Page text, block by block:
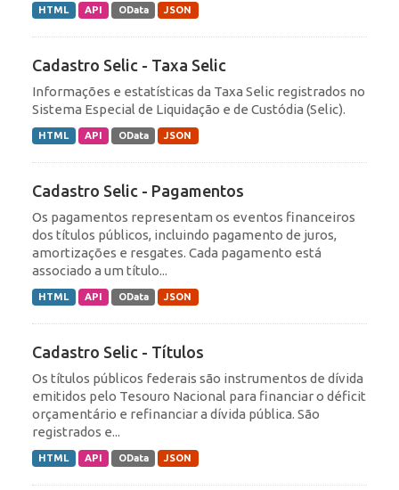
HTML API OData JSON
Cadastro Selic - Taxa Selic
Informações e estatísticas da Taxa Selic registrados no
Sistema Especial de Liquidação e de Custódia (Selic).
HTML API OData JSON
Cadastro Selic - Pagamentos
Os pagamentos representam os eventos financeiros
dos títulos públicos, incluindo pagamento de juros,
amortizações e resgates. Cada pagamento está
associado a um título...
HTML API OData JSON
Cadastro Selic - Títulos
Os títulos públicos federais são instrumentos de dívida
emitidos pelo Tesouro Nacional para financiar o déficit
orçamentário e refinanciar a dívida pública. São
registrados e...
HTML API OData JSON